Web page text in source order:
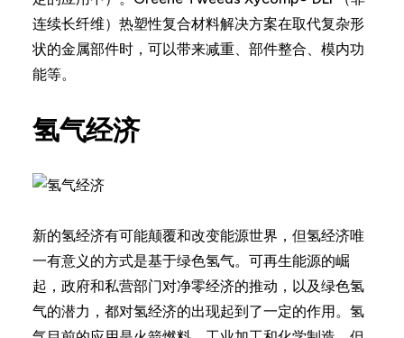
连续长纤维）热塑性复合材料解决方案在取代复杂形
状的金属部件时，可以带来减重、部件整合、模内功
能等。
氢气经济
新的氢经济有可能颠覆和改变能源世界，但氢经济唯
一有意义的方式是基于绿色氢气。可再生能源的崛
起，政府和私营部门对净零经济的推动，以及绿色氢
气的潜力，都对氢经济的出现起到了一定的作用。氢